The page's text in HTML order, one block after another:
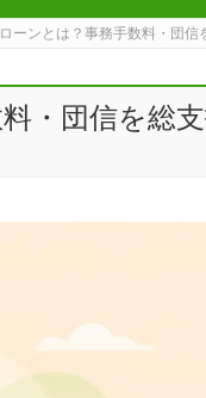
ーンとは？事務手数料・団信
・団信を総